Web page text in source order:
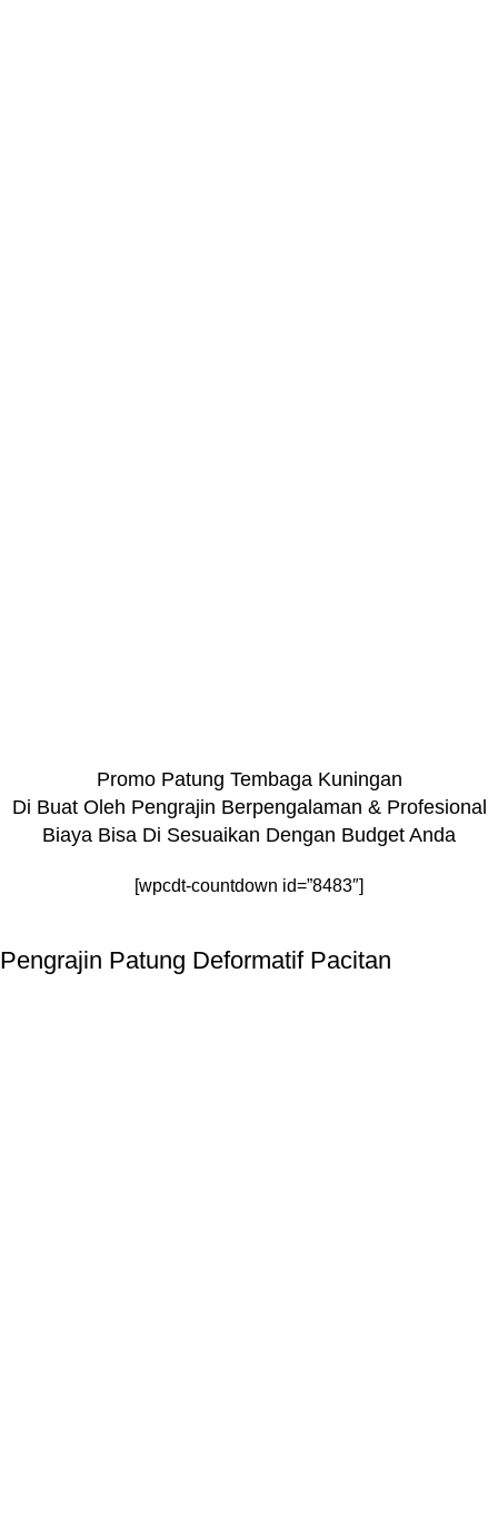
Promo Patung Tembaga Kuningan
Di Buat Oleh Pengrajin Berpengalaman & Profesional
Biaya Bisa Di Sesuaikan Dengan Budget Anda
[wpcdt-countdown id=”8483″]
Pengrajin Patung Deformatif Pacitan